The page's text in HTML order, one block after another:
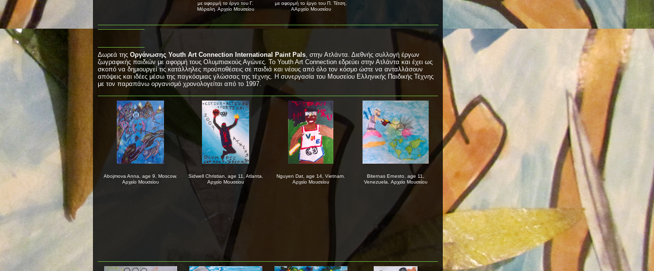
με αφορμή το έργο του Γ.
Μόραλη. Αρχείο Μουσείου
με αφορμή το έργο του Π. Τέτση.
ΑΑρχείο Μουσείου
Δωρεά της Οργάνωσης Youth Art Connection International Paint Pals, στην Ατλάντα. Διεθνής συλλογή έργων
ζωγραφικής παιδιών με αφορμή τους Ολυμπιακούς Αγώνες. Το Youth Art Connection εδρεύει στην Ατλάντα και έχει ως
σκοπό να δημιουργεί τις κατάλληλες προϋποθέσεις σε παιδιά και νέους από όλο τον κόσμο ώστε να ανταλλάσουν
απόψεις και ιδέες μέσω της παγκόσμιας γλώσσας της τέχνης. Η συνεργασία του Μουσείου Ελληνικής Παιδικής Τέχνης
με τον παραπάνω οργανισμό χρονολογείται από το 1997.
Abojmova Anna, age 9, Moscow.
Αρχείο Μουσείου
Sidwell Christian, age 11, Atlanta.
Αρχείο Μουσείου
Nguyen Dat, age 14, Vietnam.
Αρχείο Μουσείου
Biternas Ernesto, age 11,
Venezuela. Αρχείο Μουσείου